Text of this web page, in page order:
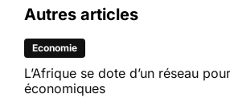
Autres articles
Economie
L’Afrique se dote d’un réseau
économiques